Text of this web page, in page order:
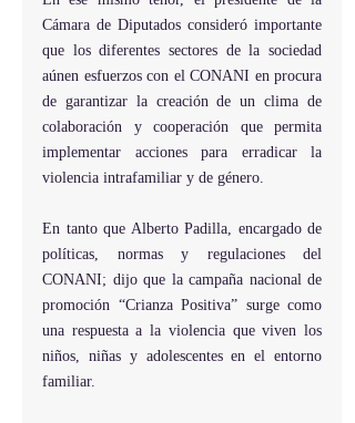
Cámara de Diputados consideró importante
que los diferentes sectores de la sociedad
aúnen esfuerzos con el CONANI en procura
de garantizar la creación de un clima de
colaboración y cooperación que permita
implementar acciones para erradicar la
violencia intrafamiliar y de género.
En tanto que Alberto Padilla, encargado de
políticas, normas y regulaciones del
CONANI; dijo que la campaña nacional de
promoción “Crianza Positiva” surge como
una respuesta a la violencia que viven los
niños, niñas y adolescentes en el entorno
familiar.